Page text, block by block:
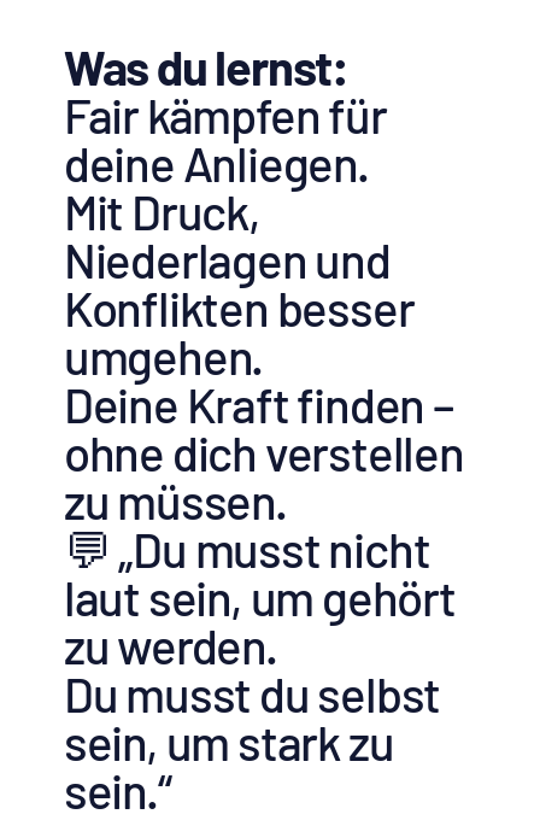
Was du lernst:
Fair kämpfen für
deine Anliegen.
Mit Druck,
Niederlagen und
Konflikten besser
umgehen.
Deine Kraft finden –
ohne dich verstellen
zu müssen.
💬 „Du musst nicht
laut sein, um gehört
zu werden.
Du musst du selbst
sein, um stark zu
sein.“